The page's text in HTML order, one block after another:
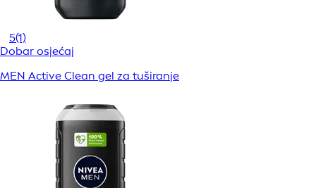
5(1)
Dobar osjećaj
MEN Active Clean gel za tuširanje